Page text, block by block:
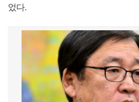
었다.